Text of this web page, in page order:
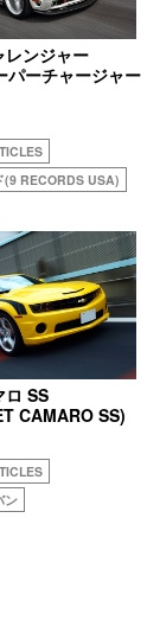
レンジャー
パーチャージャー
RECORDS USA)
ロ SS
CAMARO SS)
ン